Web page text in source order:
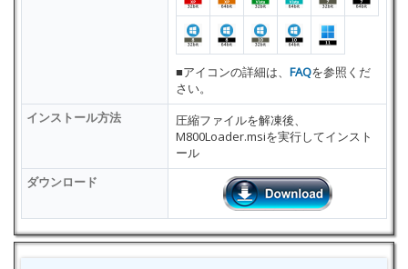
■アイコンの詳細は、 FAQを参照くだ
さい。
インストール方法
圧縮ファイルを解凍後、
M800Loader.msiを実行してインスト
ール
ダウンロード